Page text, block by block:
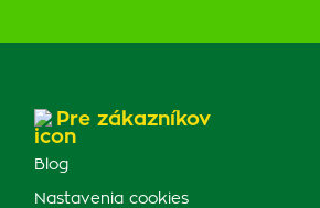
Pre zákazníkov
Blog
Nastavenia cookies